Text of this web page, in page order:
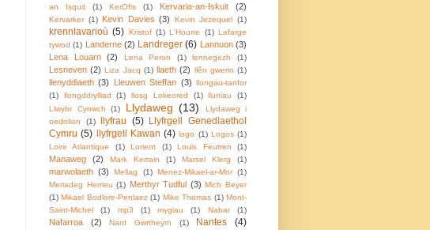
an Isquit
(1) KerOfis (1) Kervaria-an-Iskuit (2)
Kervarker (1) Kevin Davies (3) Kevin Jezequel (1)
krennlavarioù (5) Kristof (1) L'Hourre (1) Lafarge
tywod (1) Landerne (2) Landreger (6) Lannuon (3)
Lena Louarn
(2) Lena Peron (1) lennegezh (1)
Lesneven (2) Liza Jacq (1) llaeth (2) llên gwerin (1)
llenyddiaeth (3) Lleuwen Steffan (3)
llongau-tanfor
(1)
llongddrylliad (1) llosg Lokeored (1) lluniau
(1)
Llwybr Cynwch
(1) Llydaweg (13)
Llydaweg i
oedolion
(1) llyfrau (5) Llyfrgell Genedlaethol
Cymru (5) llyfrgell Kawan (4) logo (1) Logos (1)
Loire Atlantique
(1) Lorient (1) Louis Feutren (1)
Manaweg (2) Mark Kerrain (1) Marsel Klerg (1)
marwolaeth (3) Mellag (1) Menez-Mikael-ar-Mor (1)
Meriadeg Herrieu (1) Merthyr Tudful (3) Mich Beyer
(1) Mikael Bodlore-Penlaez (1) Mike Thomas (1) Mont-
Saint-Michel
(1) mp3 (1) mygiau (1) Nabar (1)
Nafarroa (2) Nant Gwrtheyrn (1) Nantes
(4)